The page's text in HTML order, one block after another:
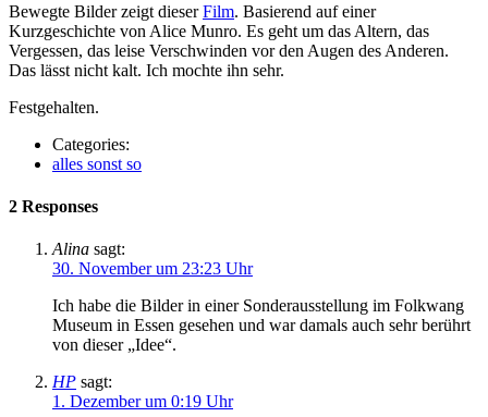
Bewegte Bilder zeigt dieserFilm. Basierend auf einer
Kurzgeschichte von Alice Munro. Es geht um das Altern, das
Vergessen, das leise Verschwinden vor den Augen des Anderen.
Das lässt nicht kalt. Ich mochte ihn sehr.
Festgehalten.
Categories:
alles sonst so
2 Responses
Alina sagt:
30. November um 23:23 Uhr
Ich habe die Bilder in einer Sonderausstellung im Folkwang
Museum in Essen gesehen und war damals auch sehr berührt
von dieser „Idee“.
HP sagt:
1. Dezember um 0:19 Uhr